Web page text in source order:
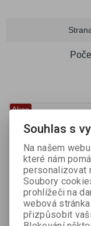
Akce
Balíček pro
Souhlas s
Na našem
které nám
personalizovat
Soubory
prohlížeči na
webová
přizpůsobit